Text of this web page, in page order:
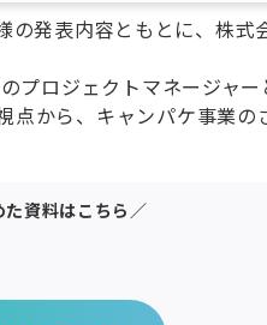
発表内容ともとに、株式
ロジェクトマネージャ
から、キャンパケ事業
資料はこちら／